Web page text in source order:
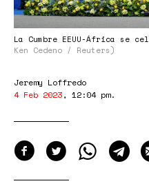
La Cumbre EEUU-África se
Ken Cedeno / Reuters)
Jeremy Loffredo
4 Feb 2023, 12:04 pm.